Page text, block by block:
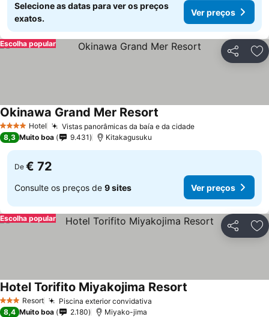
Selecione as datas para ver os preços
exatos.
Ver preços
Partilhar
Escolha popular
4 EstrelasHotel Vistas panorâmicas da baía e da cidade
Okinawa Grand Mer Resort
8,3 Muito boa 9.431 Kitakagusuku
De € 72
Consulte os preços de 9 sites Ver preços
Partilhar
Escolha popular
3 EstrelasResort Piscina exterior convidativa
Hotel Torifito Miyakojima Resort
8,4 Muito boa 2.180 Miyako-jima